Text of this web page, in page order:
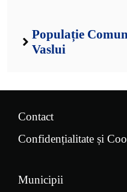
Populație
Vaslui
Contact
Confidențialitate și
Municipii